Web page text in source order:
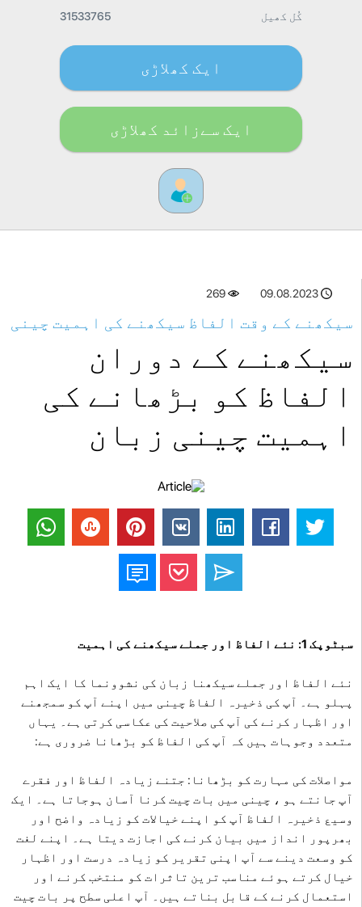
کُل کھیل 31533765
ایک کھلاڑی
ایک سےزائد کھلاڑی
09.08.2023
269
سیکھنے کے وقت الفاظ سیکھنے کی اہمیت چینی
سیکھنے کے دوران
الفاظ کو بڑھانے کی
اہمیت چینی زبان
سبٹوپک 1: نئے الفاظ اور جملے سیکھنے کی اہمیت
نئے الفاظ اور جملے سیکھنا زبان کی نشوونما کا ایک اہم
پہلو ہے۔ آپ کی ذخیرہ الفاظ چینی میں اپنے آپ کو سمجھنے
اور اظہار کرنے کی آپ کی صلاحیت کی عکاسی کرتی ہے۔ یہاں
متعدد وجوہات ہیں کہ آپ کی الفاظ کو بڑھانا ضروری ہے:
مواصلات کی مہارت کو بڑھانا: جتنے زیادہ الفاظ اور فقرے
آپ جانتے ہو ، چینی میں بات چیت کرنا آسان ہوجاتا ہے۔ ایک
وسیع ذخیرہ الفاظ آپ کو اپنے خیالات کو زیادہ واضح اور
بھرپور انداز میں بیان کرنے کی اجازت دیتا ہے۔ اپنے لغت
کو وسعت دینے سے آپ اپنی تقریر کو زیادہ درست اور اظہار
خیال کرتے ہوئے مناسب ترین تاثرات کو منتخب کرنے اور
استعمال کرنے کے قابل بناتے ہیں۔ آپ اعلی سطح پر بات چیت